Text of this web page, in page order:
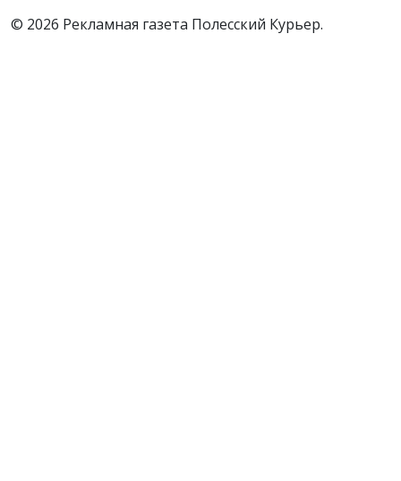
© 2026 Рекламная газета Полесский Курьер.